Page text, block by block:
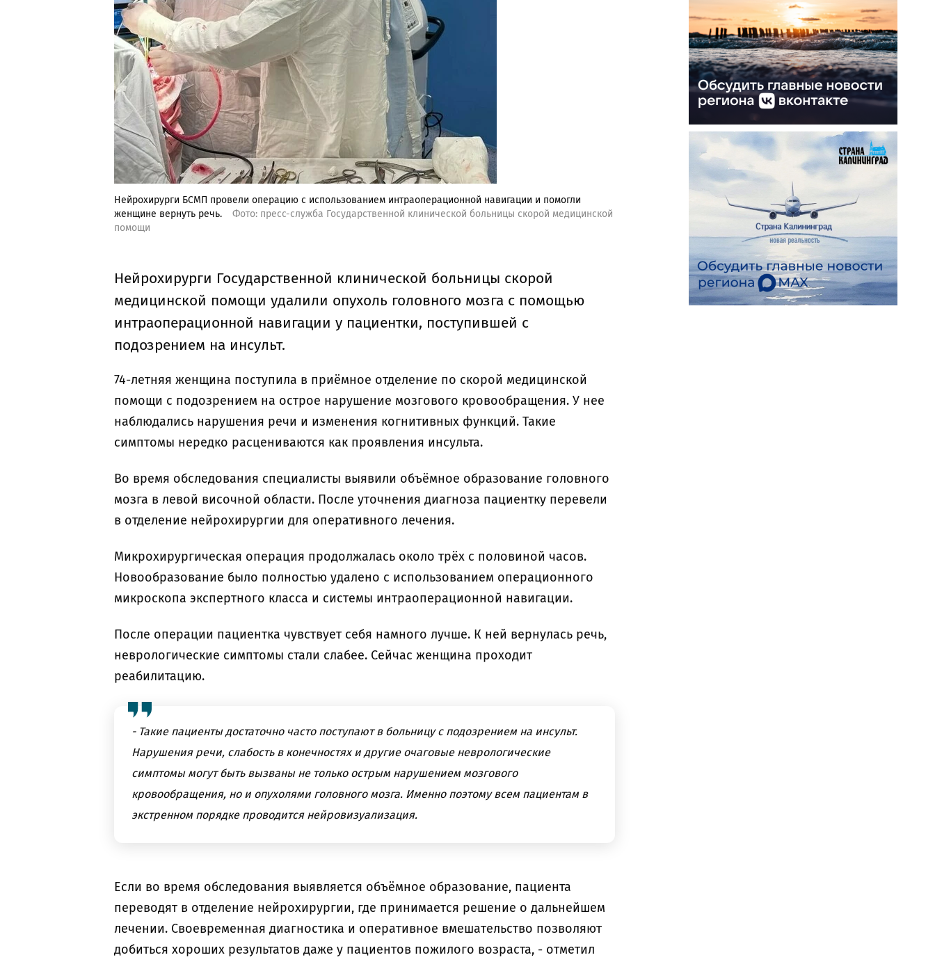
Нейрохирурги БСМП провели операцию с использованием интраоперационной навигации и помогли
женщине вернуть речь.
Фото: пресс-служба Государственной клинической больницы скорой медицинской
помощи
Нейрохирурги Государственной клинической больницы скорой
медицинской помощи удалили опухоль головного мозга с помощью
интраоперационной навигации у пациентки, поступившей с
подозрением на инсульт.
74-летняя женщина поступила в приёмное отделение по скорой медицинской
помощи с подозрением на острое нарушение мозгового кровообращения. У нее
наблюдались нарушения речи и изменения когнитивных функций. Такие
симптомы нередко расцениваются как проявления инсульта.
Во время обследования специалисты выявили объёмное образование головного
мозга в левой височной области. После уточнения диагноза пациентку перевели
в отделение нейрохирургии для оперативного лечения.
Микрохирургическая операция продолжалась около трёх с половиной часов.
Новообразование было полностью удалено с использованием операционного
микроскопа экспертного класса и системы интраоперационной навигации.
После операции пациентка чувствует себя намного лучше. К ней вернулась речь,
неврологические симптомы стали слабее. Сейчас женщина проходит
реабилитацию.
- Такие пациенты достаточно часто поступают в больницу с подозрением на инсульт.
Нарушения речи, слабость в конечностях и другие очаговые неврологические
симптомы могут быть вызваны не только острым нарушением мозгового
кровообращения, но и опухолями головного мозга. Именно поэтому всем пациентам в
экстренном порядке проводится нейровизуализация.
Если во время обследования выявляется объёмное образование, пациента
переводят в отделение нейрохирургии, где принимается решение о дальнейшем
лечении. Своевременная диагностика и оперативное вмешательство позволяют
добиться хороших результатов даже у пациентов пожилого возраста, - отметил